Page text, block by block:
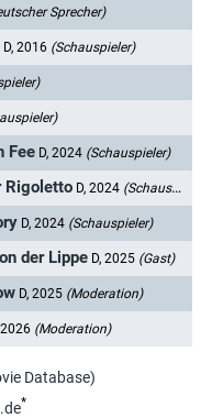
Sprecher)
D, 2016 (Schauspieler)
Fee D, 2024 (Schauspieler)
Rigoletto D, 2024 (Schauspieler)
D, 2024 (Schauspieler)
der Lippe D, 2025 (Gast)
D, 2025 (Moderation)
2026 (Moderation)
Database)
*